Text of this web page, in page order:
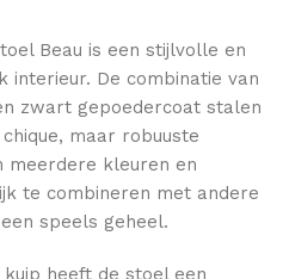
Beau is een stijlvolle en
interieur. De combinatie van
zwart gepoedercoat stalen
maar robuuste
meerdere kleuren en
te combineren met andere
speels geheel.
heeft de stoel een